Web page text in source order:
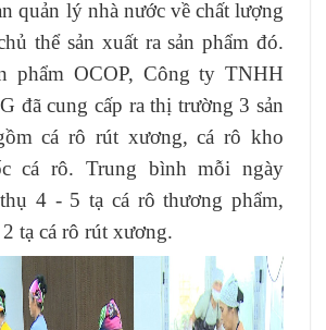
quản lý nhà nước về chất lượng
thể sản xuất ra sản phẩm đó.
phẩm OCOP, Công ty TNHH
đã cung cấp ra thị trường 3 sản
cá rô rút xương, cá rô kho
cá rô. Trung bình mỗi ngày
4 - 5 tạ cá rô thương phẩm,
tạ cá rô rút xương.